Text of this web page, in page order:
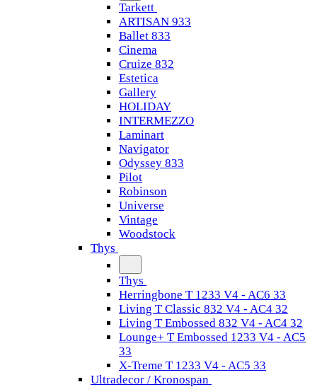
Tarkett
ARTISAN 933
Ballet 833
Cinema
Cruize 832
Estetica
Gallery
HOLIDAY
INTERMEZZO
Laminart
Navigator
Odyssey 833
Pilot
Robinson
Universe
Vintage
Woodstock
Thys
Thys
Herringbone T 1233 V4 - AC6 33
Living T Classic 832 V4 - AC4 32
Living T Embossed 832 V4 - AC4 32
Lounge+ T Embossed 1233 V4 - AC5
33
X-Treme T 1233 V4 - AC5 33
Ultradecor / Kronospan